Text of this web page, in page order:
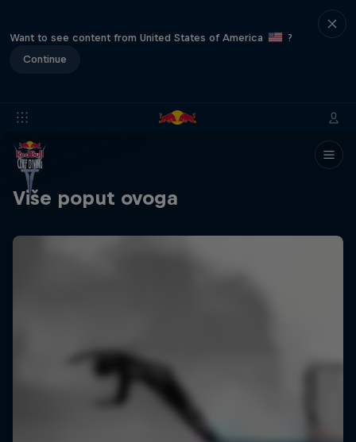
Want to see content from United States of America
?
Continue
Više poput ovoga